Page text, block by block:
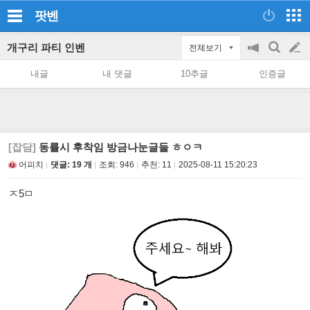
팟벤
개구리 파티 인벤 전체보기
공
on/off
검
색
글
쓰
내글 내 댓글 10추글 인증글
[잡담] 동률시 후착임 방금나눈글들 ㅎㅇㅋ
어피치 댓글: 19 개 조회: 946 추천: 11 2025-08-11 15:20:23
ㅈ5ㅁ